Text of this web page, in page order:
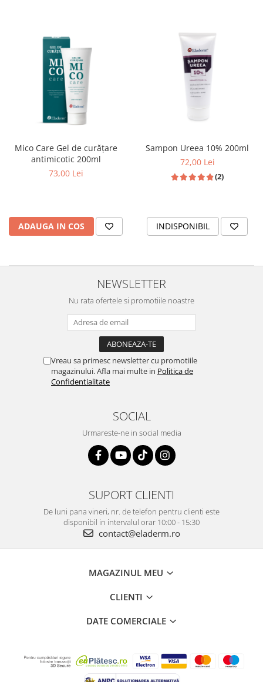
Mico Care Gel de curățare
antimicotic 200ml
73,00 Lei
ADAUGA IN COS
Sampon Ureea 10% 200ml
72,00 Lei
(2)
INDISPONIBIL
NEWSLETTER
Nu rata ofertele si promotiile noastre
Vreau sa primesc newsletter cu promotiile
magazinului. Afla mai multe in Politica de
Confidentialitate
SOCIAL
Urmareste-ne in social media
SUPORT CLIENTI
De luni pana vineri, nr. de telefon pentru clienti este
disponibil in intervalul orar 10:00 - 15:30
contact@eladerm.ro
MAGAZINUL MEU
CLIENTI
DATE COMERCIALE